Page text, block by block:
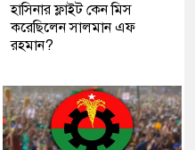
হাসিনার ফ্লাইট কেন মিস
করেছিলেন সালমান এফ
রহমান?